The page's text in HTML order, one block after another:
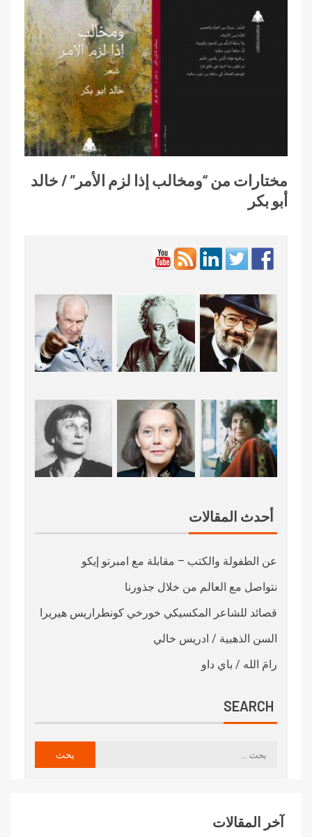
مختارات من “ومخالب إذا لزم الأمر” / خالد
أبو بكر
أحدث المقالات
عن الطفولة والكتب – مقابلة مع امبرتو إيكو
نتواصل مع العالم من خلال جذورنا
قصائد للشاعر المكسيكي خورخي كونطراريس هيريرا
السن الذهبية / ادريس خالي
رامَ الله / باي داو
SEARCH
آخر المقالات